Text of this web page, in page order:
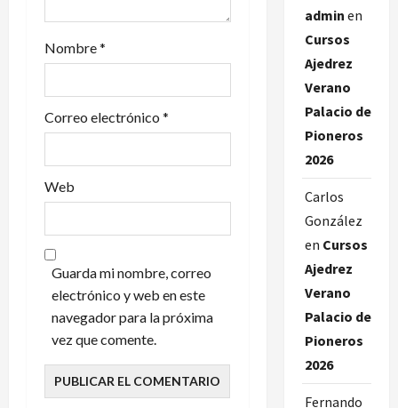
r
a
d
a
s
Nombre*
Correo electrónico *
Web
Guarda mi nombre, correo
electrónico y web en este
navegador para la próxima
vez que comente.
admin en
Cursos
Ajedrez
Verano
Palacio de
Pioneros
2026
Carlos
González
en Cursos
Ajedrez
Verano
Palacio de
Pioneros
2026
Fernando